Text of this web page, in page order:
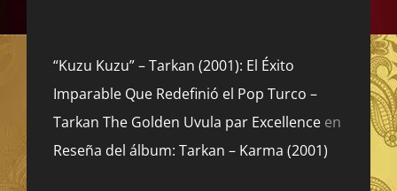
“Kuzu Kuzu” – Tarkan (2001): El Éxito
Imparable Que Redefinió el Pop Turco –
Tarkan The Golden Uvula par Excellence en
Reseña del álbum: Tarkan – Karma (2001)